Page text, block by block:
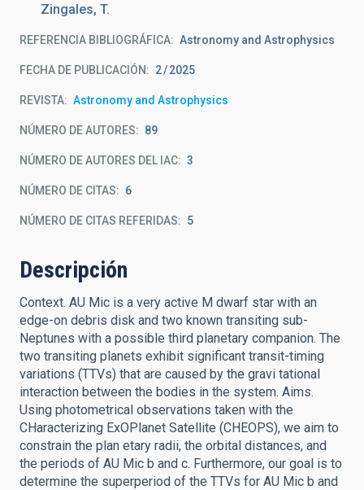
Zingales, T.
REFERENCIA BIBLIOGRÁFICA Astronomy and Astrophysics
FECHA DE PUBLICACIÓN: 2 2025
REVISTA Astronomy and Astrophysics
NÚMERO DE AUTORES 89
NÚMERO DE AUTORES DEL IAC 3
NÚMERO DE CITAS 6
NÚMERO DE CITAS REFERIDAS 5
Descripción
Context. AU Mic is a very active M dwarf star with an
edge-on debris disk and two known transiting sub-
Neptunes with a possible third planetary companion. The
two transiting planets exhibit significant transit-timing
variations (TTVs) that are caused by the gravi tational
interaction between the bodies in the system. Aims.
Using photometrical observations taken with the
CHaracterizing ExOPlanet Satellite (CHEOPS), we aim to
constrain the plan etary radii, the orbital distances, and
the periods of AU Mic b and c. Furthermore, our goal is to
determine the superperiod of the TTVs for AU Mic b and